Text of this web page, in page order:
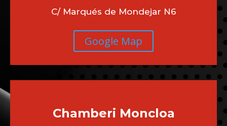
C/ Marqués de Mondejar N6
Google Map
Chamberi Moncloa